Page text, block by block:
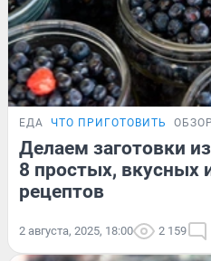
ЕДА ЧТО ПРИГОТОВИТЬ ОБЗОР
Делаем заготовки
8 простых, вкусных
рецептов
2 августа, 2025, 18:00 2 159